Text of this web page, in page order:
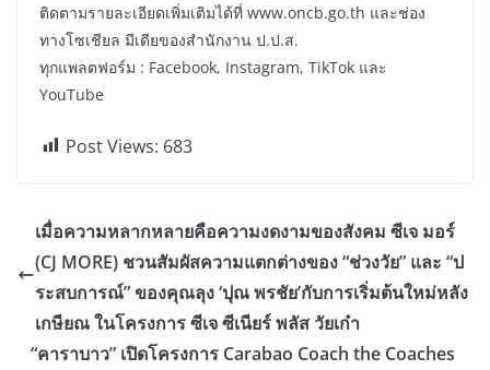
ติดตามรายละเอียดเพิ่มเติมได้ที่ www.oncb.go.th และช่อง
ทางโซเชียล มีเดียของสำนักงาน ป.ป.ส.
ทุกแพลตฟอร์ม : Facebook, Instagram, TikTok และ
YouTube
Post Views: 683
เมื่อความหลากหลายคือความงดงามของสังคม ซีเจ มอร์
(CJ MORE) ชวนสัมผัสความแตกต่างของ “ช่วงวัย” และ “ป
ระสบการณ์” ของคุณลุง ‘ปุณ พรชัย’กับการเริ่มต้นใหม่หลัง
เกษียณ ในโครงการ ซีเจ ซีเนียร์ พลัส วัยเก๋า
“คาราบาว” เปิดโครงการ Carabao Coach the Coaches